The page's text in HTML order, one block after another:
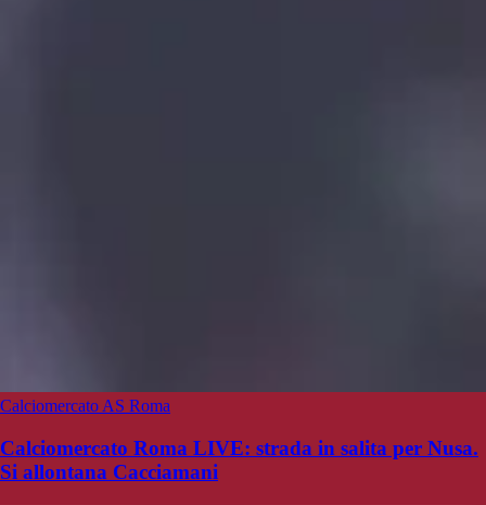
Calciomercato AS Roma
Calciomercato Roma LIVE: strada in salita per Nusa.
Si allontana Cacciamani